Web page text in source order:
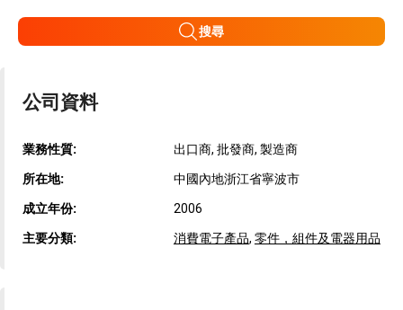
搜尋
公司資料
業務性質: 出口商, 批發商, 製造商
所在地: 中國內地浙江省寧波市
成立年份: 2006
主要分類: 消費電子產品, 零件，組件及電器用品